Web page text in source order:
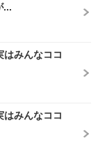
...
はみんなココ
はみんなココ